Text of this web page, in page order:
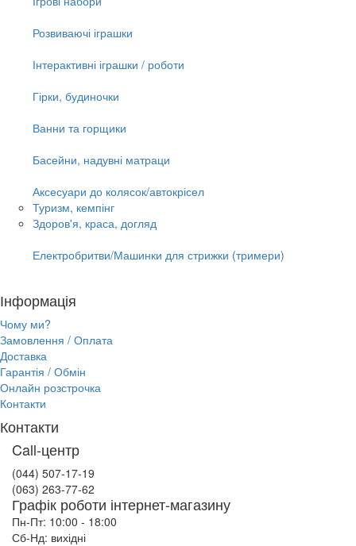
Розвиваючі іграшки
Інтерактивні іграшки / роботи
Гірки, будиночки
Ванни та горщики
Басейни, надувні матраци
Аксесуари до колясок/автокрісел
Туризм, кемпінг
Здоров'я, краса, догляд
Електробритви/Машинки для стрижки (тримери)
Інформація
Чому ми?
Замовлення / Оплата
Доставка
Гарантія / Обмін
Онлайн розстрочка
Контакти
Контакти
Call-центр
(044) 507-17-19
(063) 263-77-62
Графік роботи інтернет-магазину
Пн-Пт: 10:00 - 18:00
Сб-Нд: вихідні